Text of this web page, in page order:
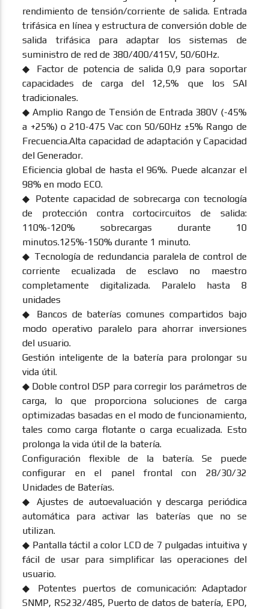
rendimiento de tensión/corriente de salida. Entrada
trifásica en línea y estructura de conversión doble de
salida trifásica para adaptar los sistemas de
suministro de red de 380/400/415V, 50/60Hz.
◆ Factor de potencia de salida 0,9 para soportar
capacidades de carga del 12,5% que los SAI
tradicionales.
◆ Amplio Rango de Tensión de Entrada 380V (-45%
a +25%) o 210-475 Vac con 50/60Hz ±5% Rango de
Frecuencia.Alta capacidad de adaptación y Capacidad
del Generador.
Eficiencia global de hasta el 96%. Puede alcanzar el
98% en modo ECO.
◆ Potente capacidad de sobrecarga con tecnología
de protección contra cortocircuitos de salida:
110%-120% sobrecargas durante 10
minutos.125%-150% durante 1 minuto.
◆ Tecnología de redundancia paralela de control de
corriente ecualizada de esclavo no maestro
completamente digitalizada. Paralelo hasta 8
unidades
◆ Bancos de baterías comunes compartidos bajo
modo operativo paralelo para ahorrar inversiones
del usuario.
Gestión inteligente de la batería para prolongar su
vida útil.
◆ Doble control DSP para corregir los parámetros de
carga, lo que proporciona soluciones de carga
optimizadas basadas en el modo de funcionamiento,
tales como carga flotante o carga ecualizada. Esto
prolonga la vida útil de la batería.
Configuración flexible de la batería. Se puede
configurar en el panel frontal con 28/30/32
Unidades de Baterías.
◆ Ajustes de autoevaluación y descarga periódica
automática para activar las baterías que no se
utilizan.
◆ Pantalla táctil a color LCD de 7 pulgadas intuitiva y
fácil de usar para simplificar las operaciones del
usuario.
◆ Potentes puertos de comunicación: Adaptador
SNMP, RS232/485, Puerto de datos de batería, EPO,